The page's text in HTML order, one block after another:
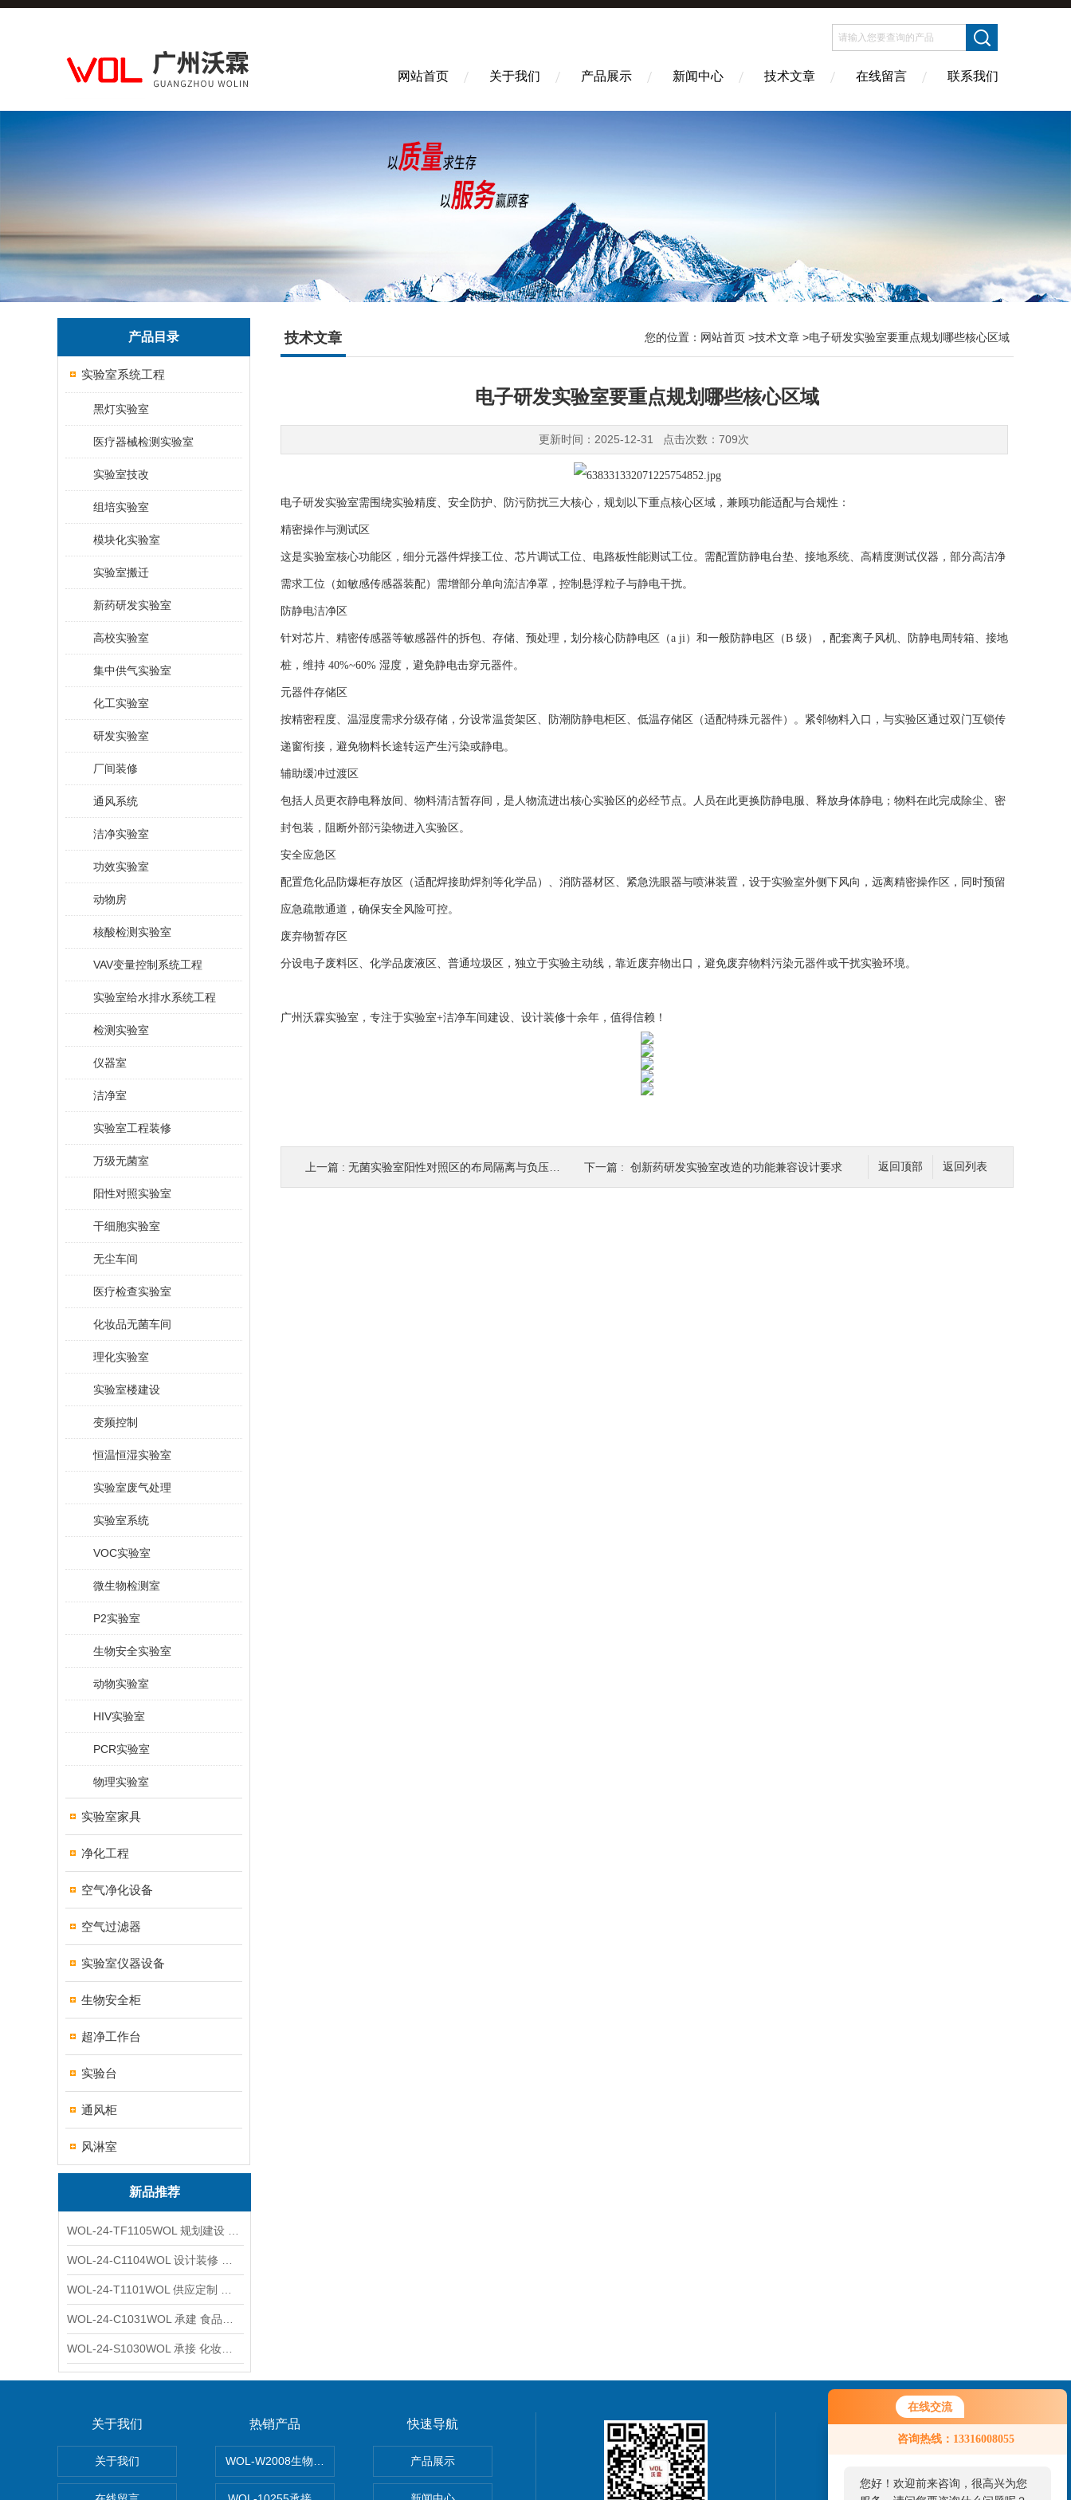
在线交流
咨询热线：13316008055
您好！欢迎前来咨询，很高兴为您
服务，请问您要咨询什么问题呢？
您好，看您停留很久了，是否找到
网站首页 关于我们 产品展示 新闻中心 技术文章 在线留言 联系我们
产品目录
实验室系统工程
黑灯实验室
医疗器械检测实验室
实验室技改
组培实验室
模块化实验室
实验室搬迁
新药研发实验室
高校实验室
集中供气实验室
化工实验室
研发实验室
厂间装修
通风系统
洁净实验室
功效实验室
动物房
核酸检测实验室
VAV变量控制系统工程
实验室给水排水系统工程
检测实验室
仪器室
洁净室
实验室工程装修
万级无菌室
阳性对照实验室
干细胞实验室
无尘车间
医疗检查实验室
化妆品无菌车间
理化实验室
实验室楼建设
变频控制
恒温恒湿实验室
实验室废气处理
实验室系统
VOC实验室
微生物检测室
P2实验室
生物安全实验室
动物实验室
HIV实验室
PCR实验室
物理实验室
实验室家具
净化工程
空气净化设备
空气过滤器
实验室仪器设备
生物安全柜
超净工作台
实验台
通风柜
风淋室
新品推荐
技术文章 您的位置： 网站首页 >技术文章 >电子研发实验室要重点规划哪些核心区域
电子研发实验室要重点规划哪些核心区域
更新时间：2025-12-31 点击次数：709次
电子研发实验室需围绕实验精度、安全防护、防污防扰三大核心，规划以下重点核心区域，兼顾功能适配与合规性：
精密操作与测试区
这是实验室核心功能区，细分元器件焊接工位、芯片调试工位、电路板性能测试工位。需配置防静电台垫、接地系统、高精度测试仪器，部分高洁净
需求工位（如敏感传感器装配）需增部分单向流洁净罩，控制悬浮粒子与静电干扰。
防静电洁净区
针对芯片、精密传感器等敏感器件的拆包、存储、预处理，划分核心防静电区（a ji）和一般防静电区（B 级），配套离子风机、防静电周转箱、接地
桩，维持 40%~60% 湿度，避免静电击穿元器件。
元器件存储区
按精密程度、温湿度需求分级存储，分设常温货架区、防潮防静电柜区、低温存储区（适配特殊元器件）。紧邻物料入口，与实验区通过双门互锁传
递窗衔接，避免物料长途转运产生污染或静电。
辅助缓冲过渡区
包括人员更衣静电释放间、物料清洁暂存间，是人物流进出核心实验区的必经节点。人员在此更换防静电服、释放身体静电；物料在此完成除尘、密
封包装，阻断外部污染物进入实验区。
安全应急区
配置危化品防爆柜存放区（适配焊接助焊剂等化学品）、消防器材区、紧急洗眼器与喷淋装置，设于实验室外侧下风向，远离精密操作区，同时预留
应急疏散通道，确保安全风险可控。
废弃物暂存区
分设电子废料区、化学品废液区、普通垃圾区，独立于实验主动线，靠近废弃物出口，避免废弃物料污染元器件或干扰实验环境。
广州沃霖实验室，专注于实验室+洁净车间建设、设计装修十余年，值得信赖！
返回列表
返回顶部
上一篇 : 无菌实验室阳性对照区的布局隔离与负压防护要求 下一篇 : 创新药研发实验室改造的功能兼容设计要求
关于我们
关于我们
热销产品
WOL-W2008生物制药GMP车间净化工程装修标准有哪些 无菌室|净化工程
快速导航
产品展示
联系我们